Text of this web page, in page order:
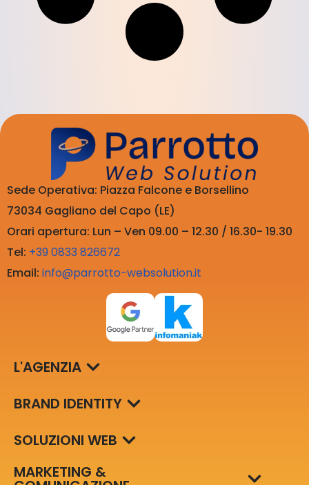
Sede Operativa: Piazza Falcone e Borsellino
73034 Gagliano del Capo (LE)
Orari apertura: Lun – Ven 09.00 – 12.30 / 16.30- 19.30
Tel: +39 0833 826672
Email: info@parrotto-websolution.it
L'AGENZIA
BRAND IDENTITY
SOLUZIONI WEB
MARKETING &